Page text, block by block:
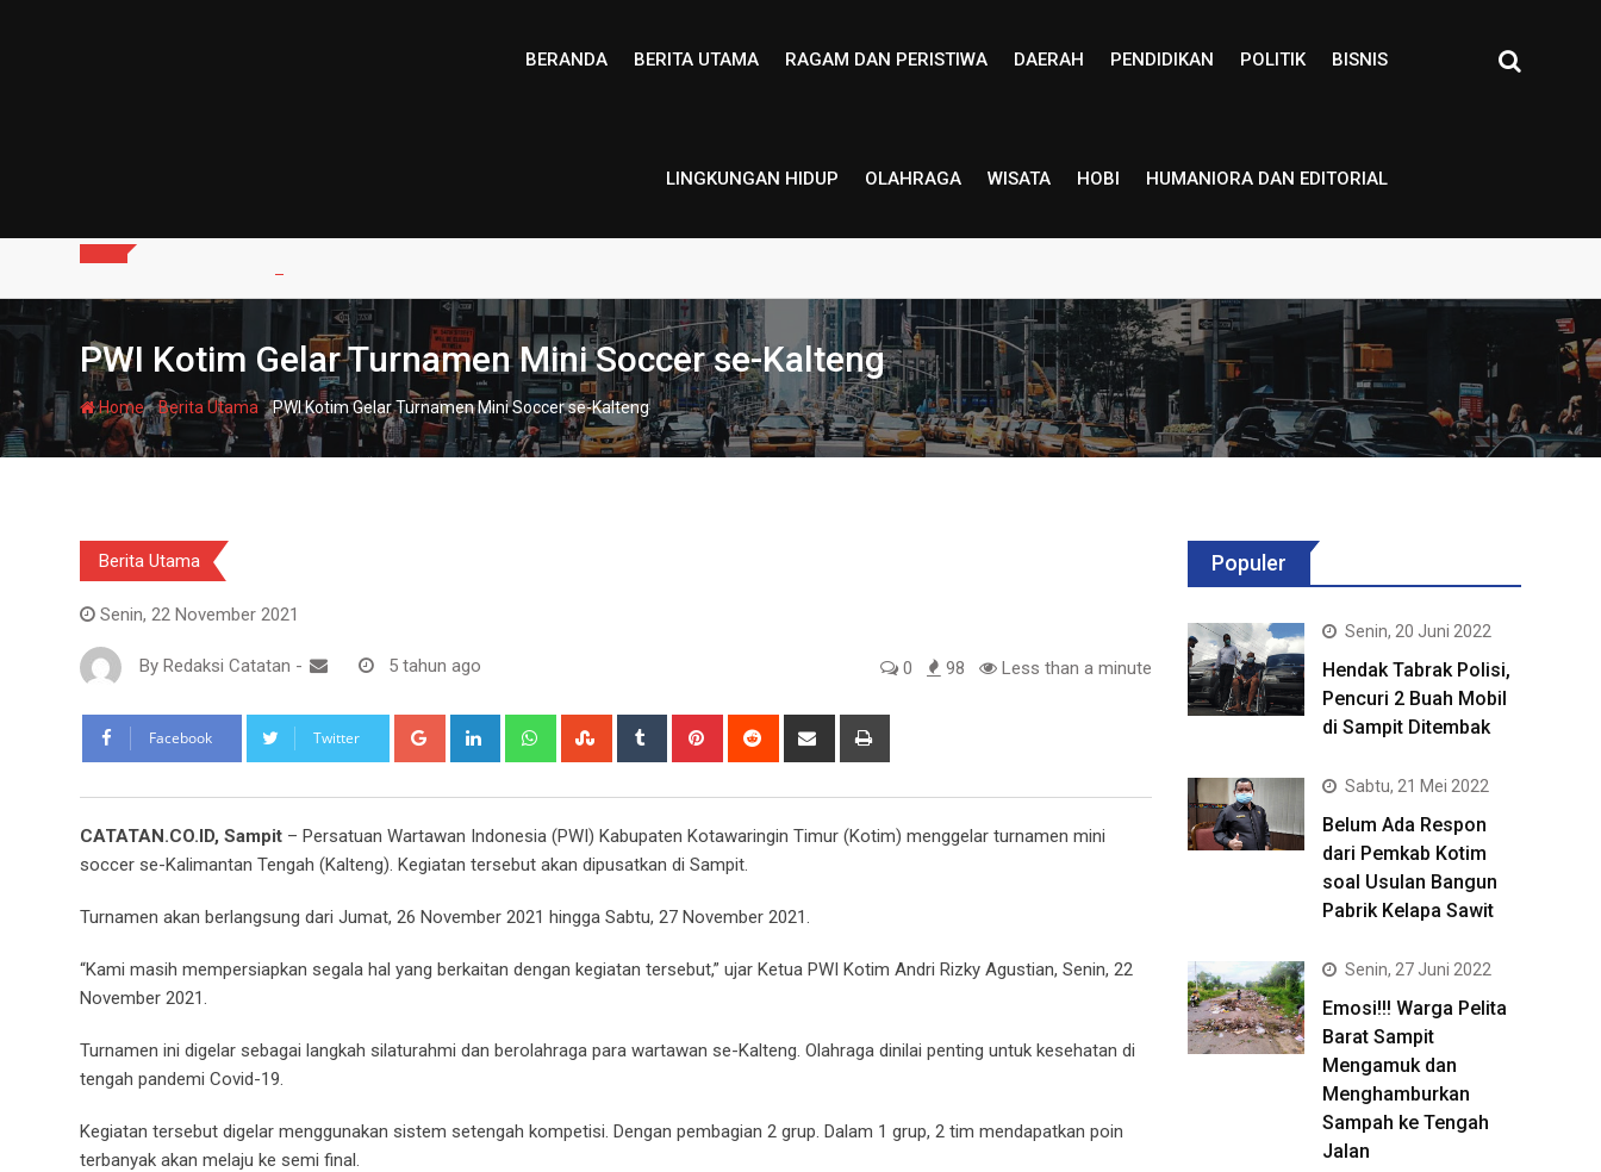
BERANDA BERITA UTAMA RAGAM DAN PERISTIWA DAERAH PENDIDIKAN POLITIK BISNIS
LINGKUNGAN HIDUP OLAHRAGA WISATA HOBI HUMANIORA DAN EDITORIAL
PWI Kotim Gelar Turnamen Mini Soccer se-Kalteng
Home-Berita Utama-PWI Kotim Gelar Turnamen Mini Soccer se-Kalteng
Berita Utama
Senin, 22 November 2021
By Redaksi Catatan - 5 tahun ago 0 98 Less than a minute
Facebook Twitter Google+ LinkedIn WhatsappStumbleUpon
Tumblr Pinterest Reddit
Share
CATATAN.CO.ID, Sampit – Persatuan Wartawan Indonesia (PWI) Kabupaten Kotawaringin Timur (Kotim) menggelar turnamen mini
soccer se-Kalimantan Tengah (Kalteng). Kegiatan tersebut akan dipusatkan di Sampit.
Turnamen akan berlangsung dari Jumat, 26 November 2021 hingga Sabtu, 27 November 2021.
“Kami masih mempersiapkan segala hal yang berkaitan dengan kegiatan tersebut,” ujar Ketua PWI Kotim Andri Rizky Agustian, Senin, 22
November 2021.
Turnamen ini digelar sebagai langkah silaturahmi dan berolahraga para wartawan se-Kalteng. Olahraga dinilai penting untuk kesehatan di
tengah pandemi Covid-19.
Kegiatan tersebut digelar menggunakan sistem setengah kompetisi. Dengan pembagian 2 grup. Dalam 1 grup, 2 tim mendapatkan poin
terbanyak akan melaju ke semi final.
Populer
Senin, 20 Juni 2022
Hendak Tabrak Polisi,
Pencuri 2 Buah Mobil
di Sampit Ditembak
Sabtu, 21 Mei 2022
Belum Ada Respon
dari Pemkab Kotim
soal Usulan Bangun
Pabrik Kelapa Sawit
Senin, 27 Juni 2022
Emosi!!! Warga Pelita
Barat Sampit
Mengamuk dan
Menghamburkan
Sampah ke Tengah
Jalan